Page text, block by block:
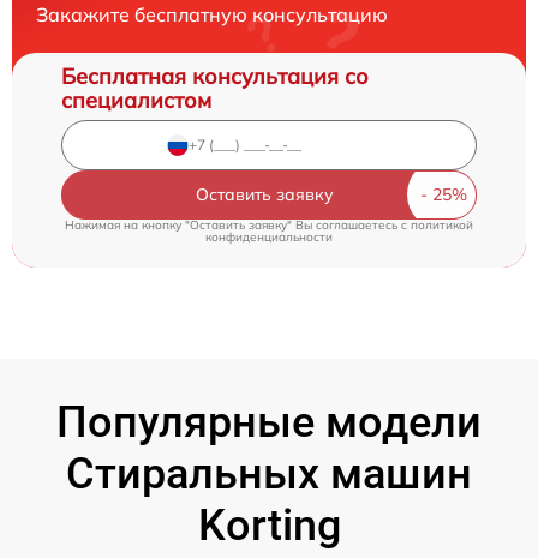
Закажите бесплатную консультацию
Бесплатная консультация со
специалистом
Оставить заявку
Нажимая на кнопку "Оставить заявку" Вы соглашаетесь cполитикой
конфиденциальности
Популярные модели
Стиральных машин
Korting